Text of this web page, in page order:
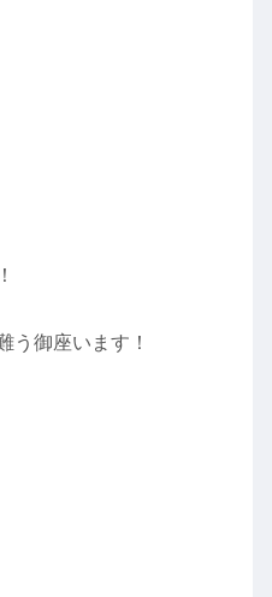
う御座います！